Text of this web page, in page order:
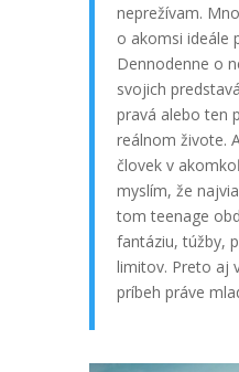
neprežívam.
o akomsi ideále
Dennodenne o
svojich
pravá alebo ten
reálnom živote.
človek v
myslím, že
tom teenage
fantáziu, túžby,
limitov. Preto aj
príbeh práve